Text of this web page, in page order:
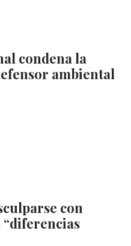
condena la
ambiental
con
“diferencias